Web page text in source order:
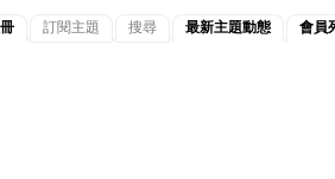
訂閱主題 搜尋 最新主題動態 會員